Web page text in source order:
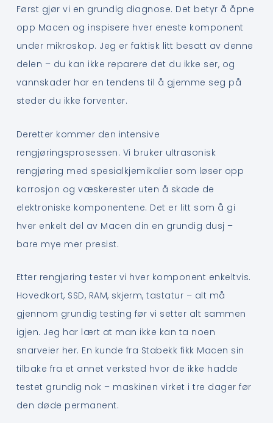
Først gjør vi en grundig diagnose. Det betyr å åpne
opp Macen og inspisere hver eneste komponent
under mikroskop. Jeg er faktisk litt besatt av denne
delen – du kan ikke reparere det du ikke ser, og
vannskader har en tendens til å gjemme seg på
steder du ikke forventer.
Deretter kommer den intensive
rengjøringsprosessen. Vi bruker ultrasonisk
rengjøring med spesialkjemikalier som løser opp
korrosjon og væskerester uten å skade de
elektroniske komponentene. Det er litt som å gi
hver enkelt del av Macen din en grundig dusj –
bare mye mer presist.
Etter rengjøring tester vi hver komponent enkeltvis.
Hovedkort, SSD, RAM, skjerm, tastatur – alt må
gjennom grundig testing før vi setter alt sammen
igjen. Jeg har lært at man ikke kan ta noen
snarveier her. En kunde fra Stabekk fikk Macen sin
tilbake fra et annet verksted hvor de ikke hadde
testet grundig nok – maskinen virket i tre dager før
den døde permanent.